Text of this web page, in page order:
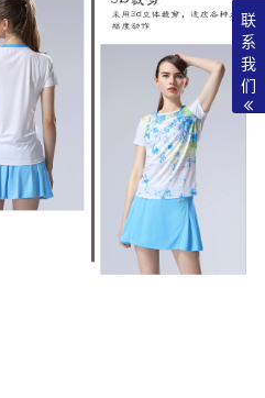
联
系
我
们